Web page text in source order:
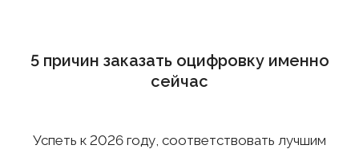
5 причин заказать оцифровку именно
сейчас
Успеть к 2026 году, соответствовать лучшим